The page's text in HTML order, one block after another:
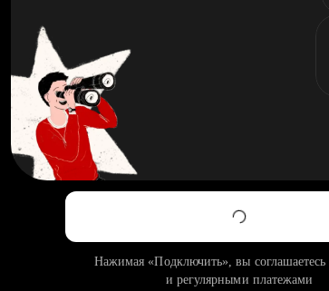
Нажимая «Подключить», вы соглашаетесь
и регулярными платежами